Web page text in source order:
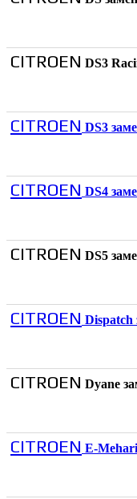
CITROEN DS3
CITROEN DS3
CITROEN DS4
CITROEN DS5
CITROEN Dispatch
CITROEN Dyane
CITROEN E-